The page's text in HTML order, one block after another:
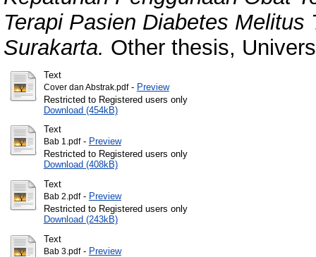
Terapi Pasien Diabetes
Surakarta. Other thesis,
Text
Cover dan Abstrak.pdf- Preview
Restricted to Registered users only
Download (454kB)
Text
Bab 1.pdf- Preview
Restricted to Registered users only
Download (408kB)
Text
Bab 2.pdf- Preview
Restricted to Registered users only
Download (243kB)
Text
Bab 3.pdf- Preview